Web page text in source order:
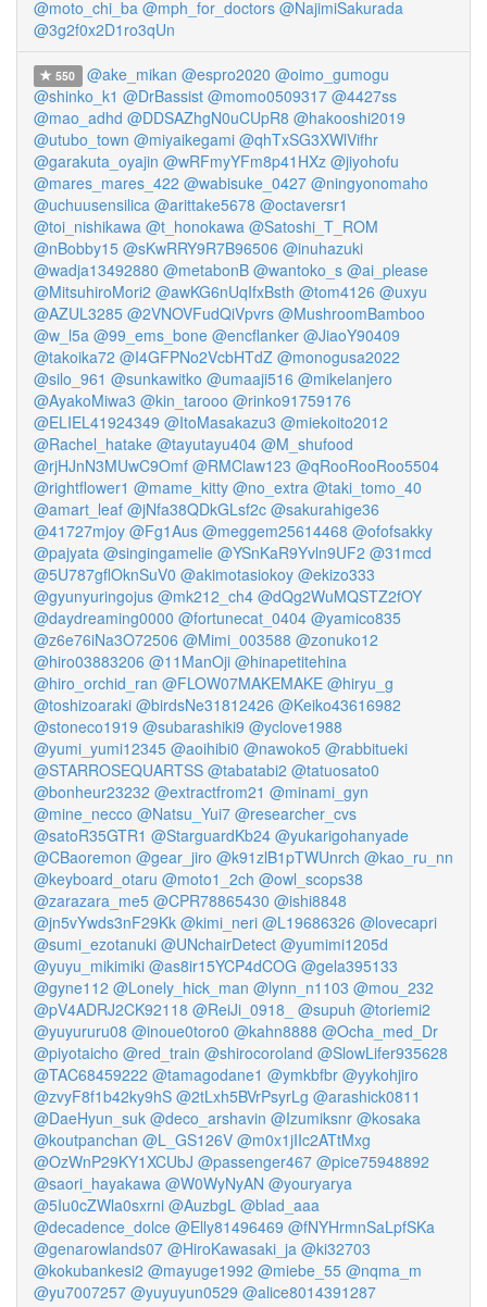
@moto_chi_ba @mph_for_doctors @NajimiSakurada
@3g2f0x2D1ro3qUn
550 @ake_mikan @espro2020 @oimo_gumogu
@shinko_k1 @DrBassist @momo0509317 @4427ss
@mao_adhd @DDSAZhgN0uCUpR8 @hakooshi2019
@utubo_town @miyaikegami @qhTxSG3XWlVifhr
@garakuta_oyajin @wRFmyYFm8p41HXz @jiyohofu
@mares_mares_422 @wabisuke_0427 @ningyonomaho
@uchuusensilica @arittake5678 @octaversr1
@toi_nishikawa @t_honokawa @Satoshi_T_ROM
@nBobby15 @sKwRRY9R7B96506 @inuhazuki
@wadja13492880 @metabonB @wantoko_s @ai_please
@MitsuhiroMori2 @awKG6nUqIfxBsth @tom4126 @uxyu
@AZUL3285 @2VNOVFudQiVpvrs @MushroomBamboo
@w_l5a @99_ems_bone @encflanker @JiaoY90409
@takoika72 @I4GFPNo2VcbHTdZ @monogusa2022
@silo_961 @sunkawitko @umaaji516 @mikelanjero
@AyakoMiwa3 @kin_tarooo @rinko91759176
@ELIEL41924349 @ItoMasakazu3 @miekoito2012
@Rachel_hatake @tayutayu404 @M_shufood
@rjHJnN3MUwC9Omf @RMClaw123 @qRooRooRoo5504
@rightflower1 @mame_kitty @no_extra @taki_tomo_40
@amart_leaf @jNfa38QDkGLsf2c @sakurahige36
@41727mjoy @Fg1Aus @meggem25614468 @ofofsakky
@pajyata @singingamelie @YSnKaR9Yvln9UF2 @31mcd
@5U787gflOknSuV0 @akimotasiokoy @ekizo333
@gyunyuringojus @mk212_ch4 @dQg2WuMQSTZ2fOY
@daydreaming0000 @fortunecat_0404 @yamico835
@z6e76iNa3O72506 @Mimi_003588 @zonuko12
@hiro03883206 @11ManOji @hinapetitehina
@hiro_orchid_ran @FLOW07MAKEMAKE @hiryu_g
@toshizoaraki @birdsNe31812426 @Keiko43616982
@stoneco1919 @subarashiki9 @yclove1988
@yumi_yumi12345 @aoihibi0 @nawoko5 @rabbitueki
@STARROSEQUARTSS @tabatabi2 @tatuosato0
@bonheur23232 @extractfrom21 @minami_gyn
@mine_necco @Natsu_Yui7 @researcher_cvs
@satoR35GTR1 @StarguardKb24 @yukarigohanyade
@CBaoremon @gear_jiro @k91zlB1pTWUnrch @kao_ru_nn
@keyboard_otaru @moto1_2ch @owl_scops38
@zarazara_me5 @CPR78865430 @ishi8848
@jn5vYwds3nF29Kk @kimi_neri @L19686326 @lovecapri
@sumi_ezotanuki @UNchairDetect @yumimi1205d
@yuyu_mikimiki @as8ir15YCP4dCOG @gela395133
@gyne112 @Lonely_hick_man @lynn_n1103 @mou_232
@pV4ADRJ2CK92118 @ReiJi_0918_ @supuh @toriemi2
@yuyururu08 @inoue0toro0 @kahn8888 @Ocha_med_Dr
@piyotaicho @red_train @shirocoroland @SlowLifer935628
@TAC68459222 @tamagodane1 @ymkbfbr @yykohjiro
@zvyF8f1b42ky9hS @2tLxh5BVrPsyrLg @arashick0811
@DaeHyun_suk @deco_arshavin @Izumiksnr @kosaka
@koutpanchan @L_GS126V @m0x1jIIc2ATtMxg
@OzWnP29KY1XCUbJ @passenger467 @pice75948892
@saori_hayakawa @W0WyNyAN @youryarya
@5Iu0cZWla0sxrni @AuzbgL @blad_aaa
@decadence_dolce @Elly81496469 @fNYHrmnSaLpfSKa
@genarowlands07 @HiroKawasaki_ja @ki32703
@kokubankesi2 @mayuge1992 @miebe_55 @nqma_m
@yu7007257 @yuyuyun0529 @alice8014391287